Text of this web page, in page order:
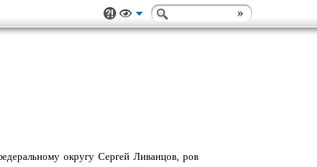
округу Сергей Ливанцов, ров